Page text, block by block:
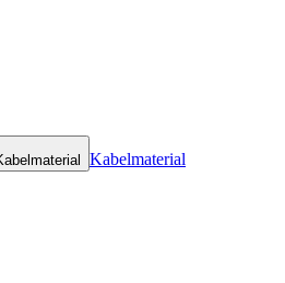
Kabelmaterial